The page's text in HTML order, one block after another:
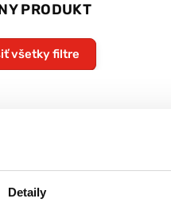
Detaily
PRODUKT
všetky filtre